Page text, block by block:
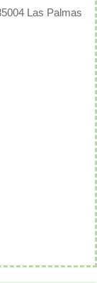
Las Palmas